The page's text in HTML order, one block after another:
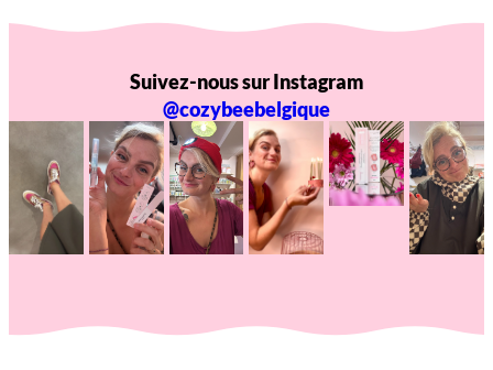
Suivez-nous sur Instagram
@cozybeebelgique